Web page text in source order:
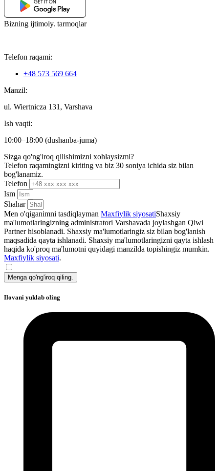
Bizning ijtimoiy. tarmoqlar
Telefon raqami:
+48 573 569 664
Manzil:
ul. Wiertnicza 131, Varshava
Ish vaqti:
10:00–18:00 (dushanba-juma)
Sizga qo'ng'iroq qilishimizni xohlaysizmi?
Telefon raqamingizni kiriting va biz 30 soniya ichida siz bilan
bog'lanamiz.
Telefon
Ism
Shahar
Men o'qiganimni tasdiqlayman Maxfiylik siyosatiShaxsiy
ma'lumotlaringizning administratori Varshavada joylashgan Qiwi
Partner hisoblanadi. Shaxsiy ma'lumotlaringiz siz bilan bog'lanish
maqsadida qayta ishlanadi. Shaxsiy ma'lumotlaringizni qayta ishlash
haqida ko'proq ma'lumotni quyidagi manzilda topishingiz mumkin.
Maxfiylik siyosati.
Menga qo'ng'iroq qiling.
Ilovani yuklab oling